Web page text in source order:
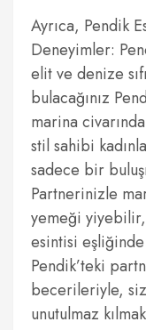
Ayrıca, Pendik
Deneyimler:
elit ve denize
bulacağınız
marina
stil sahibi
sadece bir
Partnerinizle
yemeği
esintisi
Pendik’teki
becerileriyle,
unutulmaz